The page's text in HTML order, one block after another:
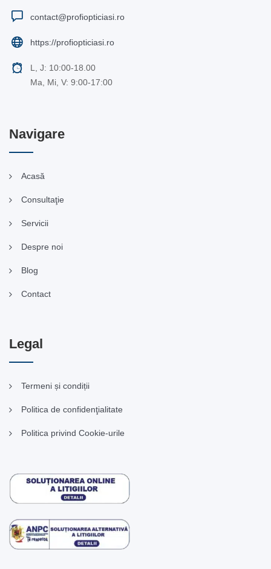
contact@profiopticiasi.ro
https://profiopticiasi.ro
L, J: 10:00-18.00
Ma, Mi, V: 9:00-17:00
Navigare
Acasă
Consultaţie
Servicii
Despre noi
Blog
Contact
Legal
Termeni și condiții
Politica de confidenţialitate
Politica privind Cookie-urile